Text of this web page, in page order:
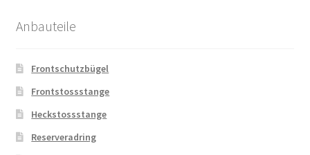
Anbauteile
Frontschutzbügel
Frontstossstange
Heckstossstange
Reserveradring